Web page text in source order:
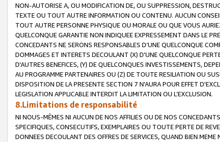
NON-AUTORISE A, OU MODIFICATION DE, OU SUPPRESSION,
TEXTE OU TOUT AUTRE INFORMATION OU CONTENU. AUCUN
TOUT AUTRE PERSONNE PHYSIQUE OU MORALE OU QUE VOUS
QUELCONQUE GARANTIE NON INDIQUEE EXPRESSEMENT DANS LE
CONCEDANTS NE SERONS RESPONSABLES D’UNE QUELCONQUE
DOMMAGES ET INTERETS DECOULANT (X) D'UNE QUELCONQUE
D'AUTRES BENEFICES, (Y) DE QUELCONQUES INVESTISSEMENTS,
AU PROGRAMME PARTENAIRES OU (Z) DE TOUTE RESILIATION OU
DISPOSITION DE LA PRESENTE SECTION 7 N'AURA POUR EFFET
LEGISLATION APPLICABLE INTERDIT LA LIMITATION OU L’EXCLUSION.
8.Limitations de responsabilité
NI NOUS-MÊMES NI AUCUN DE NOS AFFILIES OU DE NOS
SPECIFIQUES, CONSECUTIFS, EXEMPLAIRES OU TOUTE PERTE DE
DONNEES DECOULANT DES OFFRES DE SERVICES, QUAND BIEN